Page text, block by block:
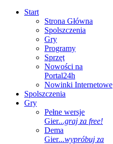
Start
Strona Główna
Spolszczenia
Gry
Programy
Sprzęt
Nowości na
Portal24h
Nowinki Internetowe
Spolszczenia
Gry
Pełne wersje
Gier...graj za free!
Dema
Gier...wypróbuj za